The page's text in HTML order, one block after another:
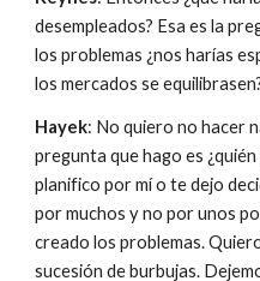
desempleados? Esa es la
los problemas ¿nos harías
los mercados se
Hayek: No quiero no hacer
pregunta que hago es
planifico por mí o te dejo
por muchos y no por unos
creado los problemas.
sucesión de burbujas.